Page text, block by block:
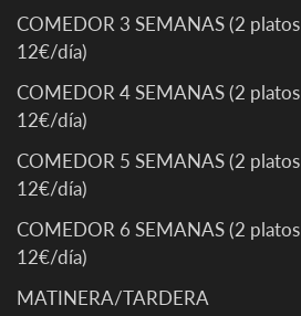
COMEDOR 3 SEMANAS (2 platos
12€/día)
COMEDOR 4 SEMANAS (2 platos
12€/día)
COMEDOR 5 SEMANAS (2 platos
12€/día)
COMEDOR 6 SEMANAS (2 platos
12€/día)
MATINERA/TARDERA